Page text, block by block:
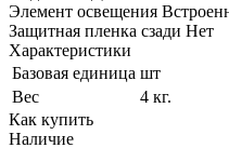
Элемент освещения
Защитная пленка сзади Нет
Характеристики
Базовая единица шт
Вес
4 кг.
Как купить
Наличие